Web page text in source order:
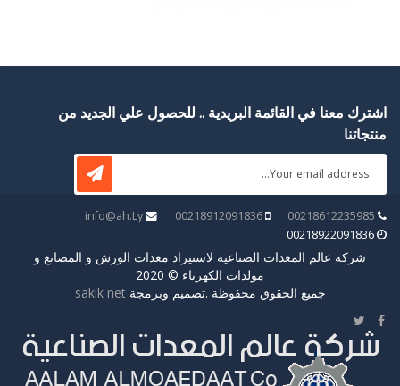
اشترك معنا في القائمة البريدية .. للحصول علي الجديد من
منتجاتنا
00218612235985
00218912091836
info@ah.Ly
شركة عالم المعدات الصناعية لاستيراد معدات الورش و المصانع و
مولدات الكهرباء © 2020
جميع الحقوق محفوظة .تصميم وبرمجةsakik net